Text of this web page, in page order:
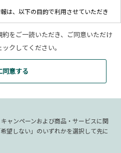
は、以下の目的で利用させていただき
たって問題が発生した場合の確認・
リクエスト情報の確認
行う、お客様に対する迅速なご連絡
絡）
満足向上策などの検討のためのお客
をご一読いただき、ご同意いただけ
クしてください。
同意する
ャンペーンおよび商品・サービスに関
望しない」のいずれかを選択して先に